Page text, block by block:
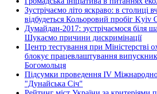
Зустрічаємо літо яскраво: в столиці
відбудеться Кольоровий пробіг Kyiv
Думайдан-2017: зустрічаємося біля
Шукаємо причини дискримінації
Центр тестування при Міністерстві
блокує працевлаштування
Богомольця
Підсумки проведення IV
"Дунайська Січ"